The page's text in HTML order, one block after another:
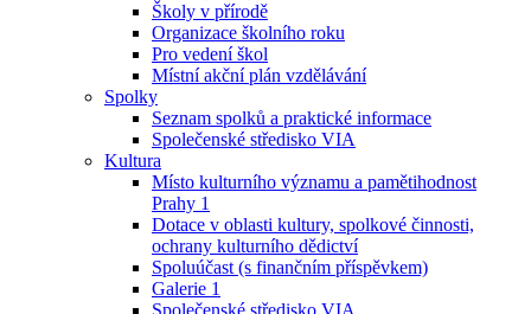
Školy v přírodě
Organizace školního roku
Pro vedení škol
Místní akční plán vzdělávání
Spolky
Seznam spolků a praktické informace
Společenské středisko VIA
Kultura
Místo kulturního významu a pamětihodnost
Prahy 1
Dotace v oblasti kultury, spolkové činnosti,
ochrany kulturního dědictví
Spoluúčast (s finančním příspěvkem)
Galerie 1
Společenské středisko VIA